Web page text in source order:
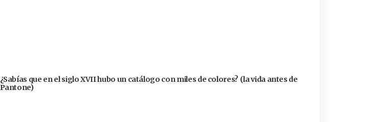
¿Sabías que en el siglo XVII hubo un catálogo con miles de colores? (la vida antes de
Pantone)